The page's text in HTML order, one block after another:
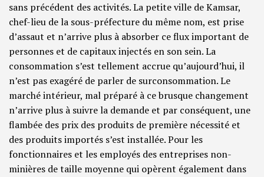
sans précédent des activités. La petite ville de Kamsar,
chef-lieu de la sous-préfecture du même nom, est prise
d’assaut et n’arrive plus à absorber ce flux important de
personnes et de capitaux injectés en son sein. La
consommation s’est tellement accrue qu’aujourd’hui, il
n’est pas exagéré de parler de surconsommation. Le
marché intérieur, mal préparé à ce brusque changement
n’arrive plus à suivre la demande et par conséquent, une
flambée des prix des produits de première nécessité et
des produits importés s’est installée. Pour les
fonctionnaires et les employés des entreprises non-
minières de taille moyenne qui opèrent également dans